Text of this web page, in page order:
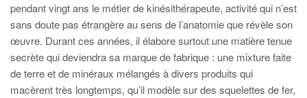
pendant vingt ans le métier de kinésithérapeute, activité qui n’est
sans doute pas étrangère au sens de l’anatomie que révèle son
œuvre. Durant ces années, il élabore surtout une matière tenue
secrète qui deviendra sa marque de fabrique : une mixture faite
de terre et de minéraux mélangés à divers produits qui
macèrent très longtemps, qu’il modèle sur des squelettes de fer,